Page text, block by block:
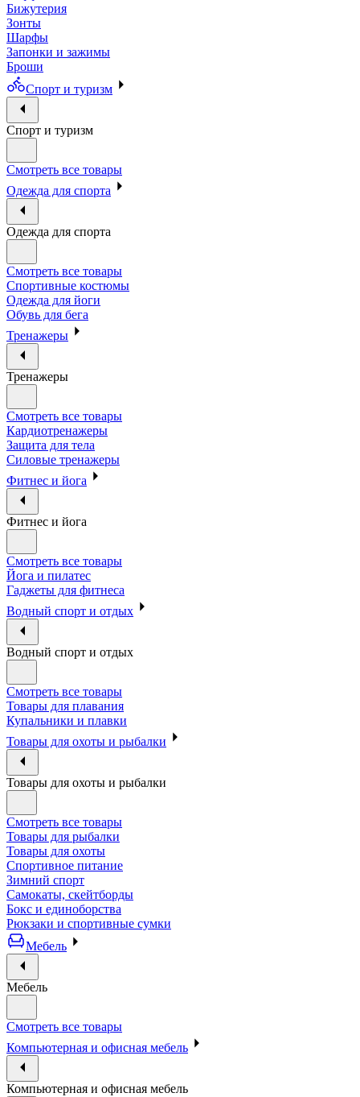
Бижутерия
Зонты
Шарфы
Запонки и зажимы
Броши
Спорт и туризм
Спорт и туризм
Смотреть все товары
Одежда для спорта
Одежда для спорта
Смотреть все товары
Спортивные костюмы
Одежда для йоги
Обувь для бега
Тренажеры
Тренажеры
Смотреть все товары
Кардиотренажеры
Защита для тела
Силовые тренажеры
Фитнес и йога
Фитнес и йога
Смотреть все товары
Йога и пилатес
Гаджеты для фитнеса
Водный спорт и отдых
Водный спорт и отдых
Смотреть все товары
Товары для плавания
Купальники и плавки
Товары для охоты и рыбалки
Товары для охоты и рыбалки
Смотреть все товары
Товары для рыбалки
Товары для охоты
Спортивное питание
Зимний спорт
Самокаты, скейтборды
Бокс и единоборства
Рюкзаки и спортивные сумки
Мебель
Мебель
Смотреть все товары
Компьютерная и офисная мебель
Компьютерная и офисная мебель